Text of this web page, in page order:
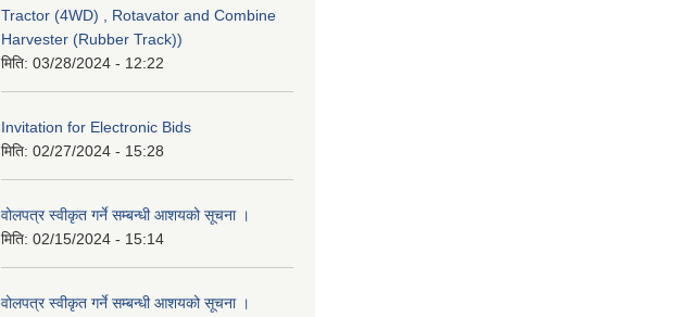
Tractor (4WD) , Rotavator and Combine
Harvester (Rubber Track))
मिति: 03/28/2024 - 12:22
Invitation for Electronic Bids
मिति: 02/27/2024 - 15:28
वोलपत्र स्वीकृत गर्ने सम्बन्धी आशयको सूचना ।
मिति: 02/15/2024 - 15:14
वोलपत्र स्वीकृत गर्ने सम्बन्धी आशयको सूचना ।